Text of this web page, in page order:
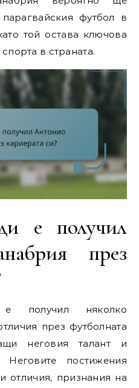
футбол в
той остава ключова
в страната.
е получил
през
получил няколко
през футболната
неговия талант и
постижения
отличия, признания на